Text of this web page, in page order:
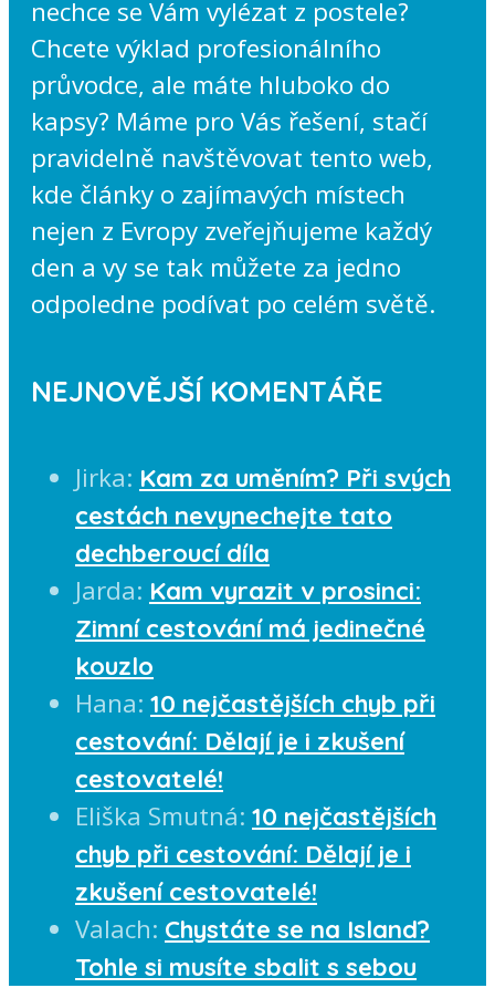
nechce se Vám vylézat z postele?
Chcete výklad profesionálního
průvodce, ale máte hluboko do
kapsy? Máme pro Vás řešení, stačí
pravidelně navštěvovat tento web,
kde články o zajímavých místech
nejen z Evropy zveřejňujeme každý
den a vy se tak můžete za jedno
odpoledne podívat po celém světě.
NEJNOVĚJŠÍ KOMENTÁŘE
Jirka: Kam za uměním? Při svých
cestách nevynechejte tato
dechberoucí díla
Jarda: Kam vyrazit v prosinci:
Zimní cestování má jedinečné
kouzlo
Hana: 10 nejčastějších chyb při
cestování: Dělají je i zkušení
cestovatelé!
Eliška Smutná: 10 nejčastějších
chyb při cestování: Dělají je i
zkušení cestovatelé!
Valach: Chystáte se na Island?
Tohle si musíte sbalit s sebou